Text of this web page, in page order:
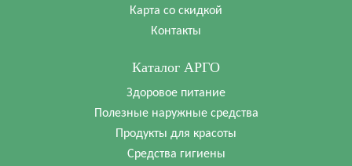
Карта со скидкой
Контакты
Каталог АРГО
Здоровое питание
Полезные наружные средства
Продукты для красоты
Средства гигиены